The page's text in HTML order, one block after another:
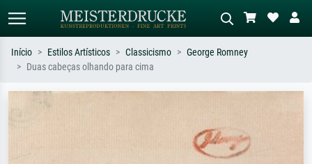
Pesquise por artista, título ou estilo –
a óleo escura, nu em pé ao lado de
uma árvore.
Início Estilos Artísticos Classicismo
George Romney
Duas cabeças olhando para cima